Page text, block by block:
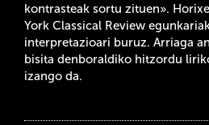
kontrasteak sortu zituen».
York Classical Review
interpretazioari buruz. Arriaga
bisita denboraldiko hitzordu
izango da.